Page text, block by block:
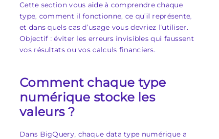
Cette section vous aide à comprendre chaque
type, comment il fonctionne, ce qu’il représente,
et dans quels cas d’usage vous devriez l’utiliser.
Objectif : éviter les erreurs invisibles qui faussent
vos résultats ou vos calculs financiers.
Comment chaque type
numérique stocke les
valeurs ?
Dans BigQuery, chaque data type numérique a